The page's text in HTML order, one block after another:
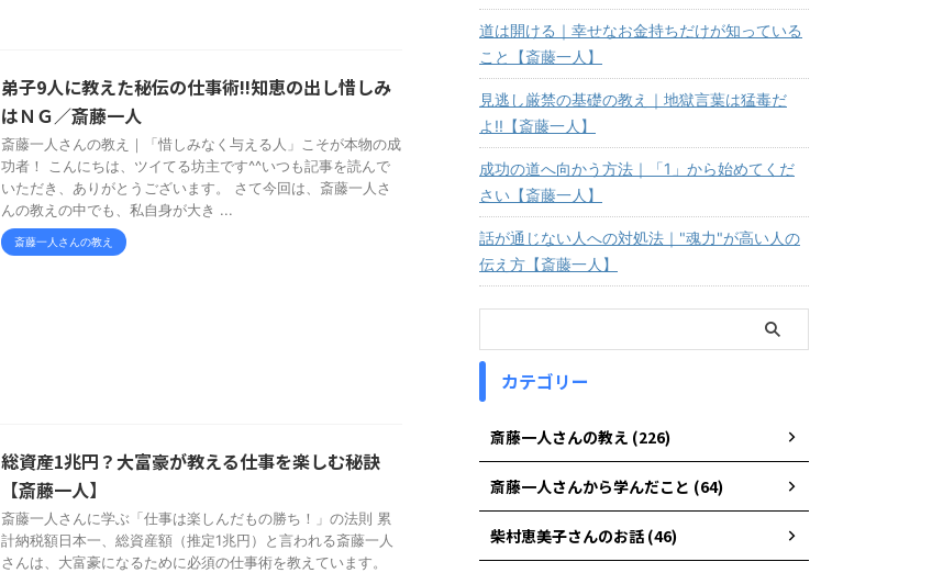
弟子9人に教えた秘伝の仕事術!!知恵の出し惜しみ
はＮＧ／斎藤一人
斎藤一人さんの教え｜「惜しみなく与える人」こそが本物の成
功者！ こんにちは、ツイてる坊主です^^いつも記事を読んで
いただき、ありがとうございます。 さて今回は、斎藤一人さ
んの教えの中でも、私自身が大き ...
斎藤一人さんの教え
総資産1兆円？大富豪が教える仕事を楽しむ秘訣
【斎藤一人】
斎藤一人さんに学ぶ「仕事は楽しんだもの勝ち！」の法則 累
計納税額日本一、総資産額（推定1兆円）と言われる斎藤一人
さんは、大富豪になるために必須の仕事術を教えています。
道は開ける｜幸せなお金持ちだけが知っている
こと【斎藤一人】
見逃し厳禁の基礎の教え｜地獄言葉は猛毒だ
よ!!【斎藤一人】
成功の道へ向かう方法｜「1」から始めてくだ
さい【斎藤一人】
話が通じない人への対処法｜"魂力"が高い人の
伝え方【斎藤一人】
カテゴリー
斎藤一人さんの教え (226)
斎藤一人さんから学んだこと (64)
柴村恵美子さんのお話 (46)